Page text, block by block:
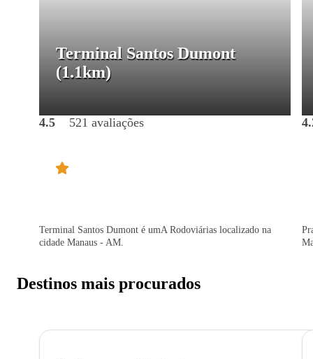
Terminal Santos Dumont
(1.1km)
4.5 521 avaliações
Terminal Santos Dumont é umA Rodoviárias localizado na
cidade Manaus - AM.
Destinos mais procurados